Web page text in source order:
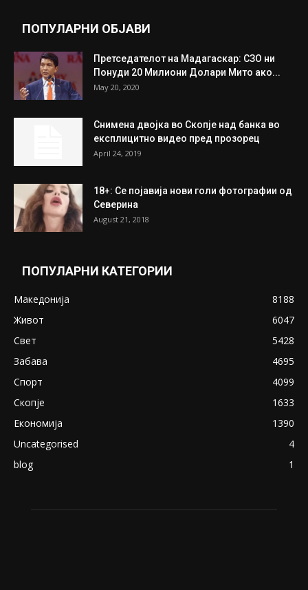
ПОПУЛАРНИ ОБЈАВИ
Претседателот на Мадагаскар: СЗО ни
Понуди 20 Милиони Долари Мито ако...
May 20, 2020
Снимена двојка во Скопје над банка во
експлицитно видео пред прозорец
April 24, 2019
18+: Се појавија нови голи фотографии од
Северина
August 21, 2018
ПОПУЛАРНИ КАТЕГОРИИ
Македонија
8188
Живот
6047
Свет
5428
Забава
4695
Спорт
4099
Скопје
1633
Економија
1390
Uncategorised
4
blog
1